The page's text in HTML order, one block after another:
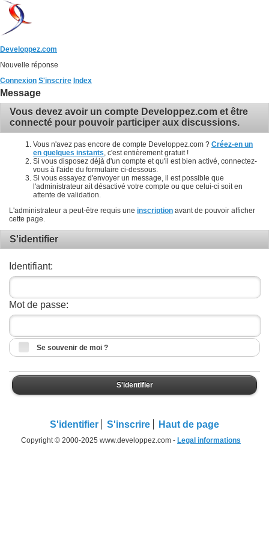
Developpez.com
Nouvelle réponse
Connexion S'inscrire Index
Message
Vous devez avoir un compte Developpez.com et être
connecté pour pouvoir participer aux discussions.
Vous n'avez pas encore de compte Developpez.com ? Créez-en un
en quelques instants , c'est entièrement gratuit !
Si vous disposez déjà d'un compte et qu'il est bien activé, connectez-
vous à l'aide du formulaire ci-dessous.
Si vous essayez d'envoyer un message, il est possible que
l'administrateur ait désactivé votre compte ou que celui-ci soit en
attente de validation.
L'administrateur a peut-être requis une inscription avant de pouvoir afficher
cette page.
S'identifier
Identifiant:
Mot de passe:
Se souvenir de moi ?
S'identifier
S'identifier S'inscrire Haut de page
Copyright © 2000-2025 www.developpez.com - Legal informations